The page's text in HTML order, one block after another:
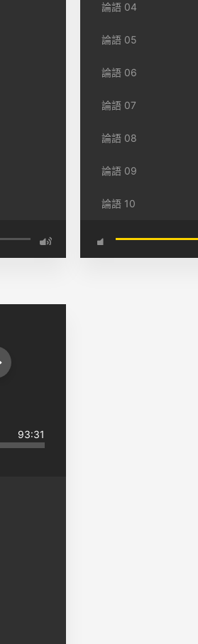
論語 04
論語 05
論語 06
論語 07
論語 08
論語 09
論語 10
93:31